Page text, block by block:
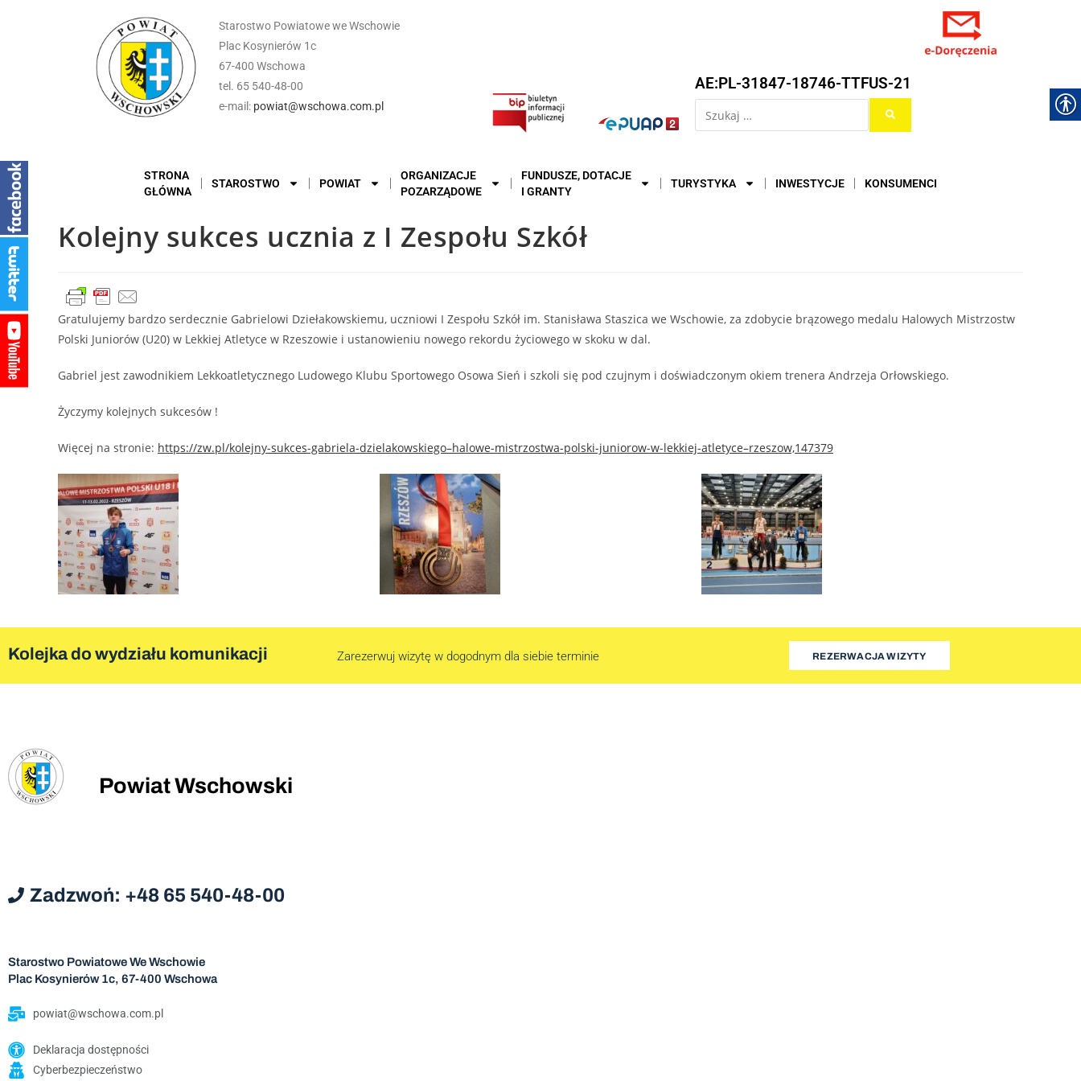
Starostwo Powiatowe we Wschowie
Plac Kosynierów 1c
67-400 Wschowa
tel. 65 540-48-00
e-mail: powiat@wschowa.com.pl
AE:PL-31847-18746-TTFUS-21
STRONA
GŁÓWNA
STAROSTWO POWIAT
ORGANIZACJE
POZARZĄDOWE
FUNDUSZE, DOTACJE
I GRANTY
TURYSTYKA INWESTYCJE KONSUMENCI
Kolejny sukces ucznia z I Zespołu Szkół
Gratulujemy bardzo serdecznie Gabrielowi Dziełakowskiemu, uczniowi I Zespołu Szkół im. Stanisława Staszica we Wschowie, za zdobycie brązowego medalu Halowych Mistrzostw
Polski Juniorów (U20) w Lekkiej Atletyce w Rzeszowie i ustanowieniu nowego rekordu życiowego w skoku w dal.
Gabriel jest zawodnikiem Lekkoatletycznego Ludowego Klubu Sportowego Osowa Sień i szkoli się pod czujnym i doświadczonym okiem trenera Andrzeja Orłowskiego.
Życzymy kolejnych sukcesów !
Więcej na stronie: https://zw.pl/kolejny-sukces-gabriela-dzielakowskiego–halowe-mistrzostwa-polski-juniorow-w-lekkiej-atletyce–rzeszow,147379
Kolejka do wydziału komunikacji Zarezerwuj wizytę w dogodnym dla siebie terminie REZERWACJA WIZYTY
Powiat Wschowski
Zadzwoń: +48 65 540-48-00
Starostwo Powiatowe We Wschowie
Plac Kosynierów 1c, 67-400 Wschowa
powiat@wschowa.com.pl
Deklaracja dostępności
Cyberbezpieczeństwo